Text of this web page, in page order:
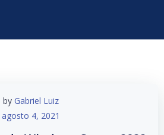
by Gabriel Luiz
agosto 4, 2021